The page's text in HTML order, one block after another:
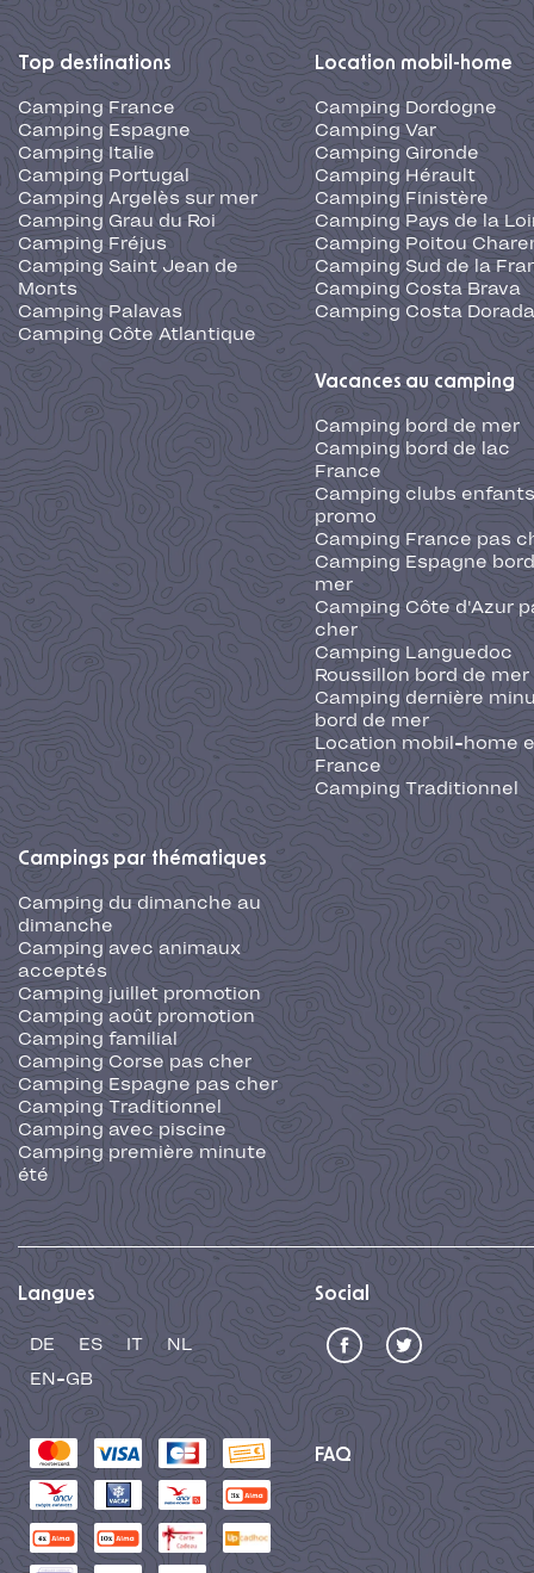
Top destinations
Camping France
Camping Espagne
Camping Italie
Camping Portugal
Camping Argelès sur mer
Camping Grau du Roi
Camping Fréjus
Camping Saint Jean de
Monts
Camping Palavas
Camping Côte Atlantique
Location mobil-home
Camping Dordogne
Camping Var
Camping Gironde
Camping Hérault
Camping Finistère
Camping Pays de la
Camping Poitou
Camping Sud de la
Camping Costa Brava
Camping Costa Dorada
Vacances au camping
Camping bord de mer
Camping bord de lac
France
Camping clubs
promo
Camping France pas
Camping Espagne
mer
Camping Côte d'Azur
cher
Camping Languedoc
Roussillon bord de mer
Camping dernière
bord de mer
Location mobil-home
France
Camping Traditionnel
Campings par thématiques
Camping du dimanche au
dimanche
Camping avec animaux
acceptés
Camping juillet promotion
Camping août promotion
Camping familial
Camping Corse pas cher
Camping Espagne pas cher
Camping Traditionnel
Camping avec piscine
Camping première minute
été
Langues
DE ES IT
NL
EN-GB
Social
FAQ